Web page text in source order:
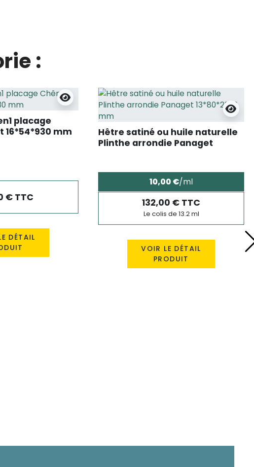
:
placage
16*54*930 mm
€ TTC
DÉTAIL
Hêtre satiné ou huile naturelle
Plinthe arrondie Panaget
10,00 €/ml
132,00 € TTC
Le colis de 13.2 ml
VOIR LE DÉTAIL
PRODUIT